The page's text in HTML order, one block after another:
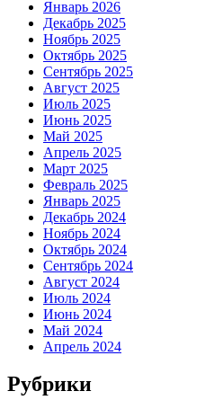
Январь 2026
Декабрь 2025
Ноябрь 2025
Октябрь 2025
Сентябрь 2025
Август 2025
Июль 2025
Июнь 2025
Май 2025
Апрель 2025
Март 2025
Февраль 2025
Январь 2025
Декабрь 2024
Ноябрь 2024
Октябрь 2024
Сентябрь 2024
Август 2024
Июль 2024
Июнь 2024
Май 2024
Апрель 2024
Рубрики